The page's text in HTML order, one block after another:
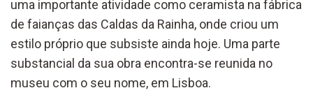
uma importante atividade como ceramista na fábrica
de faianças das Caldas da Rainha, onde criou um
estilo próprio que subsiste ainda hoje. Uma parte
substancial da sua obra encontra-se reunida no
museu com o seu nome, em Lisboa.